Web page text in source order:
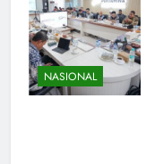
NASIONAL